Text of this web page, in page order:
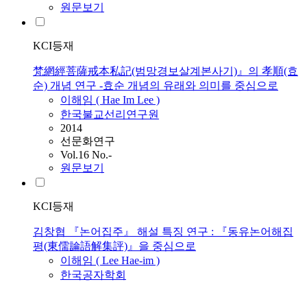
원문보기
KCI등재
梵網經菩薩戒本私記(범망경보살계본사기)』의 孝順(효
순) 개념 연구 -효순 개념의 유래와 의미를 중심으로
이해임 ( Hae Im Lee )
한국불교선리연구원
2014
선문화연구
Vol.16 No.-
원문보기
KCI등재
김창협 『논어집주』 해설 특징 연구 : 『동유논어해집
평(東儒論語解集評)』을 중심으로
이해임 ( Lee Hae-im )
한국공자학회